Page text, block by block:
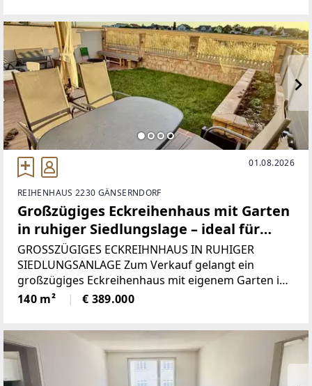
01.08.2026
REIHENHAUS 2230 GÄNSERNDORF
Großzügiges Eckreihenhaus mit Garten
in ruhiger Siedlungslage – ideal für
Familien
GROSSZÜGIGES ECKREIHNHAUS IN RUHIGER
SIEDLUNGSANLAGE Zum Verkauf gelangt ein
großzügiges Eckreihenhaus mit eigenem Garten in
ruhiger und familienfreundlicher Siedlungslage von
Gänserndorf. Die im Jahr 1987 errichtete
140 m² € 389.000